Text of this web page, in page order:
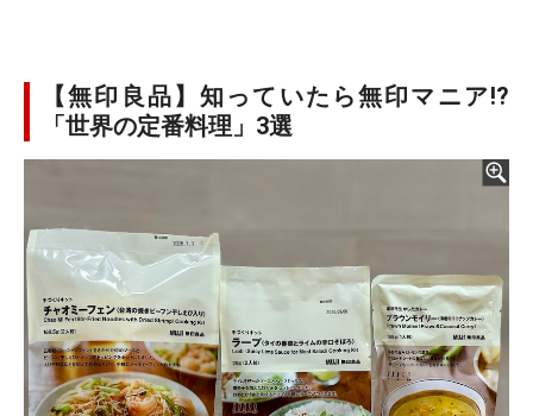
【無印良品】知っていたら無印マニア!?
「世界の定番料理」3選